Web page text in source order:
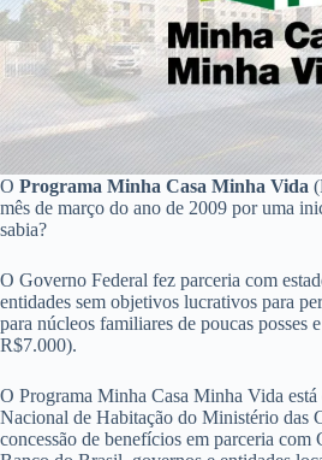
O Programa Minha Casa Minha Vida
mês de março do ano de 2009 por uma
sabia?
O Governo Federal fez parceria com
entidades sem objetivos lucrativos para
para núcleos familiares de poucas posses
R$7.000).
O Programa Minha Casa Minha Vida está
Nacional de Habitação do Ministério das
concessão de benefícios em parceria